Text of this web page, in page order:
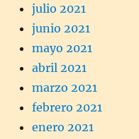
julio 2021
junio 2021
mayo 2021
abril 2021
marzo 2021
febrero 2021
enero 2021